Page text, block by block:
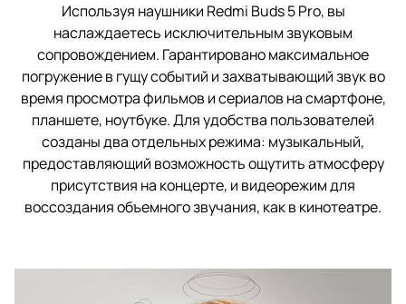
Используя наушники Redmi Buds 5 Pro, вы
наслаждаетесь исключительным звуковым
сопровождением. Гарантировано максимальное
погружение в гущу событий и захватывающий звук во
время просмотра фильмов и сериалов на смартфоне,
планшете, ноутбуке. Для удобства пользователей
созданы два отдельных режима: музыкальный,
предоставляющий возможность ощутить атмосферу
присутствия на концерте, и видеорежим для
воссоздания объемного звучания, как в кинотеатре.